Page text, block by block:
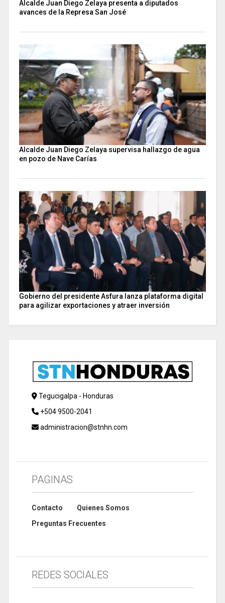
Alcalde Juan Diego Zelaya presenta a diputados
avances de la Represa San José
Alcalde Juan Diego Zelaya supervisa hallazgo de agua
en pozo de Nave Carías
Gobierno del presidente Asfura lanza plataforma digital
para agilizar exportaciones y atraer inversión
Tegucigalpa - Honduras
+504 9500-2041
administracion@stnhn.com
PAGINAS
Contacto
Quienes Somos
Preguntas Frecuentes
REDES SOCIALES